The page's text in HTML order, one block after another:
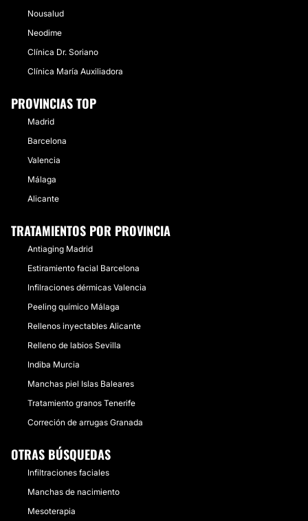
CIRUGÍA ÍNTIMA
Rejuvenecimiento vaginal
Nousalud
Neodime
Clínica Dr. Soriano
Clínica María Auxiliadora
PROVINCIAS TOP
Madrid
Barcelona
Valencia
Málaga
Alicante
TRATAMIENTOS POR PROVINCIA
Antiaging Madrid
Estiramiento facial Barcelona
Infilraciones dérmicas Valencia
Peeling químico Málaga
Rellenos inyectables Alicante
Relleno de labios Sevilla
Indiba Murcia
Manchas piel Islas Baleares
Tratamiento granos Tenerife
Correción de arrugas Granada
OTRAS BÚSQUEDAS
Infiltraciones faciales
Manchas de nacimiento
Mesoterapia